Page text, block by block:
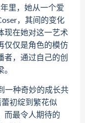
里，她从一个爱
，其间的变化
现在她对这一艺术
仅仅是角色的模仿
者，通过自己的创
种奇妙的成长共
初绽到繁花似
而最令人期待的